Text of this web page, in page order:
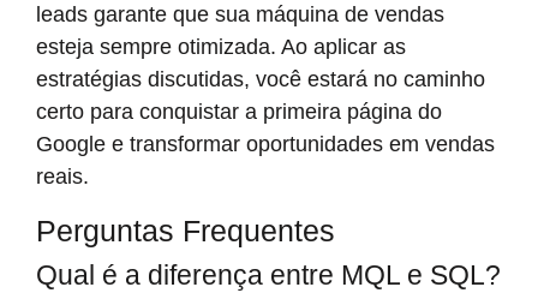
leads garante que sua máquina de vendas
esteja sempre otimizada. Ao aplicar as
estratégias discutidas, você estará no caminho
certo para conquistar a primeira página do
Google e transformar oportunidades em vendas
reais.
Perguntas Frequentes
Qual é a diferença entre MQL e SQL?